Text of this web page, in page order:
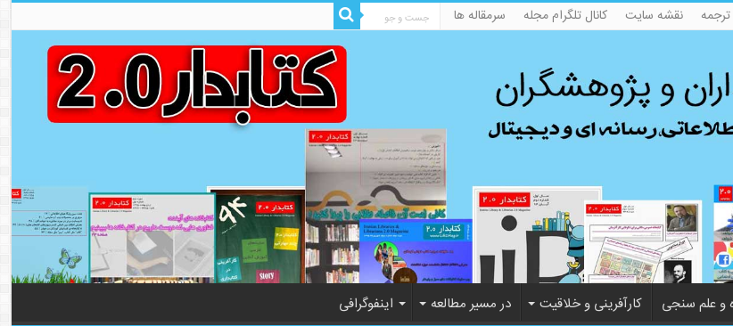
نقشه سایت کانال تلگرام مجله سرمقاله ها
و علم سنجی کارآفرینی و خلاقیت در مسیر مطالعه اینفوگرافی